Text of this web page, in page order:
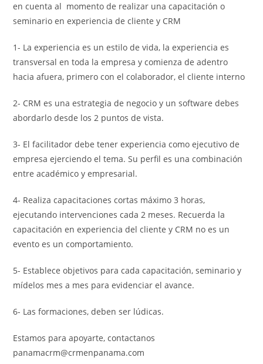
en cuenta al momento de realizar una capacitación o
seminario en experiencia de cliente y CRM
1- La experiencia es un estilo de vida, la experiencia es
transversal en toda la empresa y comienza de adentro
hacia afuera, primero con el colaborador, el cliente interno
2- CRM es una estrategia de negocio y un software debes
abordarlo desde los 2 puntos de vista.
3- El facilitador debe tener experiencia como ejecutivo de
empresa ejerciendo el tema. Su perfil es una combinación
entre académico y empresarial.
4- Realiza capacitaciones cortas máximo 3 horas,
ejecutando intervenciones cada 2 meses. Recuerda la
capacitación en experiencia del cliente y CRM no es un
evento es un comportamiento.
5- Establece objetivos para cada capacitación, seminario y
mídelos mes a mes para evidenciar el avance.
6- Las formaciones, deben ser lúdicas.
Estamos para apoyarte, contactanos
panamacrm@crmenpanama.com